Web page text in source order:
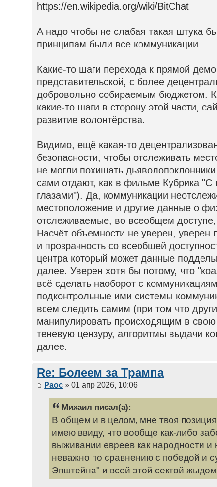
https://en.wikipedia.org/wiki/BitChat
А надо чтобы не слабая такая штука
принципам были все коммуникации.
Какие-то шаги перехода к прямой
представительской, с более
добровольно собираемым бюджетом.
какие-то шаги в сторону этой части,
развитие волонтёрства.
Видимо, ещё какая-то
безопасности, чтобы отслеживать
не могли похищать
сами отдают, как в фильме Кубрика "С
глазами"). Да, коммуникации
местоположение и другие данные о
отслеживаемые, во всеобщем доступе,
Насчёт объемности не уверен, уверен
и прозрачность со всеобщей
центра который может данные
далее. Уверен хотя бы потому, что
всё сделать наоборот с
подконтрольные ими системы
всем следить самим (при том что
манипулировать происходящим в
теневую цензуру, алгоритмы выдачи
далее.
Re: Болеем за Трампа
Раос » 01 апр 2026, 10:06
Михаил писал(а):
В общем и в целом, мне твоя
имею ввиду, что вообще как-либо
выживании евреев как народности и
неважно по сравнению с победой и
Эпштейна" и всей этой сектой